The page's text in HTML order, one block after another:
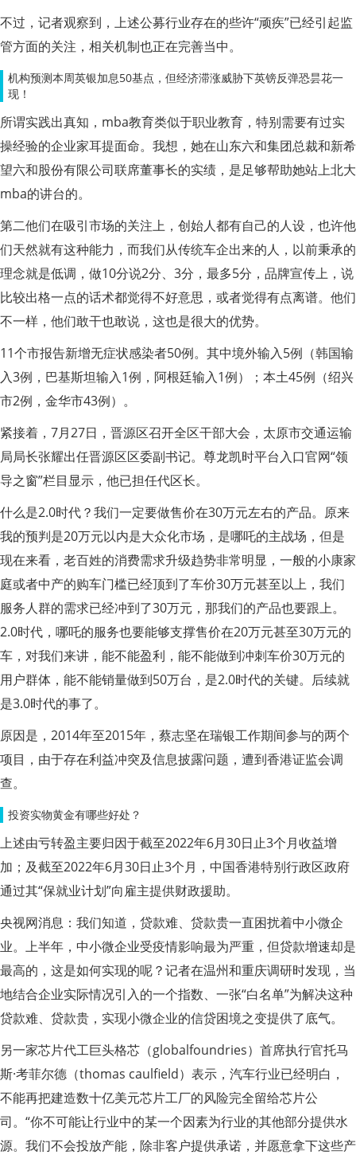
不过，记者观察到，上述公募行业存在的些许“顽疾”已经引起监
管方面的关注，相关机制也正在完善当中。
机构预测本周英银加息50基点，但经济滞涨威胁下英镑反弹恐昙花一
现！
所谓实践出真知，mba教育类似于职业教育，特别需要有过实
操经验的企业家耳提面命。我想，她在山东六和集团总裁和新希
望六和股份有限公司联席董事长的实绩，是足够帮助她站上北大
mba的讲台的。
第二他们在吸引市场的关注上，创始人都有自己的人设，也许他
们天然就有这种能力，而我们从传统车企出来的人，以前秉承的
理念就是低调，做10分说2分、3分，最多5分，品牌宣传上，说
比较出格一点的话术都觉得不好意思，或者觉得有点离谱。他们
不一样，他们敢干也敢说，这也是很大的优势。
11个市报告新增无症状感染者50例。其中境外输入5例（韩国输
入3例，巴基斯坦输入1例，阿根廷输入1例）；本土45例（绍兴
市2例，金华市43例）。
紧接着，7月27日，晋源区召开全区干部大会，太原市交通运输
局局长张耀出任晋源区区委副书记。尊龙凯时平台入口官网“领
导之窗”栏目显示，他已担任代区长。
什么是2.0时代？我们一定要做售价在30万元左右的产品。原来
我的预判是20万元以内是大众化市场，是哪吒的主战场，但是
现在来看，老百姓的消费需求升级趋势非常明显，一般的小康家
庭或者中产的购车门槛已经顶到了车价30万元甚至以上，我们
服务人群的需求已经冲到了30万元，那我们的产品也要跟上。
2.0时代，哪吒的服务也要能够支撑售价在20万元甚至30万元的
车，对我们来讲，能不能盈利，能不能做到冲刺车价30万元的
用户群体，能不能销量做到50万台，是2.0时代的关键。后续就
是3.0时代的事了。
原因是，2014年至2015年，蔡志坚在瑞银工作期间参与的两个
项目，由于存在利益冲突及信息披露问题，遭到香港证监会调
查。
投资实物黄金有哪些好处？
上述由亏转盈主要归因于截至2022年6月30日止3个月收益增
加；及截至2022年6月30日止3个月，中国香港特别行政区政府
通过其“保就业计划”向雇主提供财政援助。
央视网消息：我们知道，贷款难、贷款贵一直困扰着中小微企
业。上半年，中小微企业受疫情影响最为严重，但贷款增速却是
最高的，这是如何实现的呢？记者在温州和重庆调研时发现，当
地结合企业实际情况引入的一个指数、一张“白名单”为解决这种
贷款难、贷款贵，实现小微企业的信贷困境之变提供了底气。
另一家芯片代工巨头格芯（globalfoundries）首席执行官托马
斯·考菲尔德（thomas caulfield）表示，汽车行业已经明白，
不能再把建造数十亿美元芯片工厂的风险完全留给芯片公
司。“你不可能让行业中的某一个因素为行业的其他部分提供水
源。我们不会投放产能，除非客户提供承诺，并愿意拿下这些产